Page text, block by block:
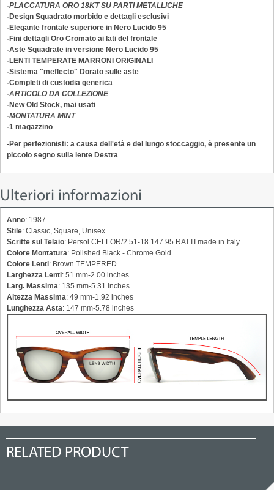
-PLACCATURA ORO 18KT SU PARTI METALLICHE
-Design Squadrato morbido e dettagli esclusivi
-Elegante frontale superiore in Nero Lucido 95
-Fini dettagli Oro Cromato ai lati del frontale
-Aste Squadrate in versione Nero Lucido 95
-LENTI TEMPERATE MARRONI ORIGINALI
-Sistema "meflecto" Dorato sulle aste
-Completi di custodia generica
-ARTICOLO DA COLLEZIONE
-New Old Stock, mai usati
-MONTATURA MINT
-1 magazzino
-Per perfezionisti: a causa dell'età e del lungo stoccaggio, è presente un
piccolo segno sulla lente Destra
Ulteriori informazioni
Anno: 1987
Stile: Classic, Square, Unisex
Scritte sul Telaio: Persol CELLOR/2 51-18 147 95 RATTI made in Italy
Colore Montatura: Polished Black - Chrome Gold
Colore Lenti: Brown TEMPERED
Larghezza Lenti: 51 mm-2.00 inches
Larg. Massima: 135 mm-5.31 inches
Altezza Massima: 49 mm-1.92 inches
Lunghezza Asta: 147 mm-5.78 inches
RELATED PRODUCT